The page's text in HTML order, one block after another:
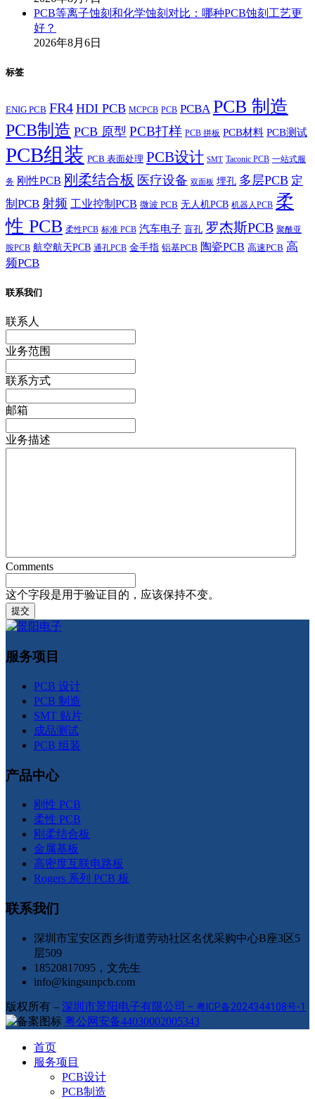
PCB等离子蚀刻和化学蚀刻对比：哪种PCB蚀刻工艺更
好？
2026年8月6日
标签
ENIG PCB FR4 HDI PCB MCPCB PCB PCBA PCB 制造
PCB制造 PCB 原型 PCB打样 PCB 拼板 PCB材料 PCB测试
PCB组装 PCB 表面处理 PCB设计 SMT Taconic PCB 一站式服
务 刚性PCB 刚柔结合板 医疗设备 双面板 埋孔 多层PCB 定
制PCB 射频 工业控制PCB 微波 PCB 无人机PCB 机器人PCB 柔
性 PCB 柔性PCB 标准 PCB 汽车电子 盲孔 罗杰斯PCB 聚酰亚
胺PCB 航空航天PCB 通孔PCB 金手指 铝基PCB 陶瓷PCB 高速PCB 高
频PCB
联系我们
联系人
业务范围
联系方式
邮箱
业务描述
Comments
这个字段是用于验证目的，应该保持不变。
服务项目
PCB 设计
PCB 制造
SMT 贴片
成品测试
PCB 组装
产品中心
刚性 PCB
柔性 PCB
刚柔结合板
金属基板
高密度互联电路板
Rogers 系列 PCB 板
联系我们
深圳市宝安区西乡街道劳动社区名优采购中心B座3区5
层509
18520817095，文先生
info@kingsunpcb.com
版权所有 – 深圳市景阳电子有限公司 – 粤ICP备2024344108号-1
粤公网安备44030002005343
首页
服务项目
PCB设计
PCB制造